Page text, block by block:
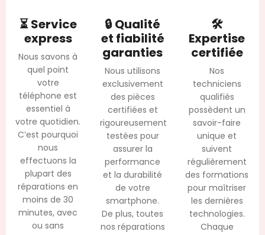
⏳ Service
express
Nous savons à
quel point
votre
téléphone est
essentiel à
votre quotidien.
C’est pourquoi
nous
effectuons la
plupart des
réparations en
moins de 30
minutes, avec
ou sans
🔒 Qualité
et fiabilité
garanties
Nous utilisons
exclusivement
des pièces
certifiées et
rigoureusement
testées pour
assurer la
performance
et la durabilité
de votre
smartphone.
De plus, toutes
nos réparations
🛠
Expertise
certifiée
Nos
techniciens
qualifiés
possèdent un
savoir-faire
unique et
suivent
régulièrement
des formations
pour maîtriser
les dernières
technologies.
Chaque